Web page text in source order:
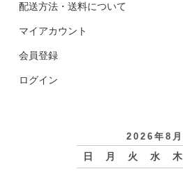
配送方法・送料について
マイアカウント
会員登録
ログイン
2026年8月
日 月 火 水 木